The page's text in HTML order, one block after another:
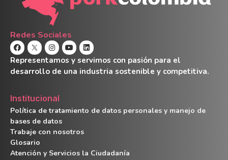
Redes Sociales
Representamos y servimos con pasión para el
desarrollo de una industria sostenible y competitiva.
Institucional
Política de tratamiento de datos personales y manejo de
bases de datos
Trabaje con nosotros
Glosario
Atención y Servicios la Ciudadanía